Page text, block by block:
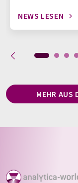
NEWS LESEN
MEHR AUS